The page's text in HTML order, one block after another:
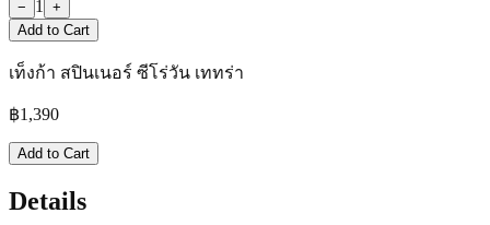
− 1
+
Add to Cart
เท็งก้า สปินเนอร์ ซีโร่วัน เททร่า
฿1,390
Add to Cart
Details